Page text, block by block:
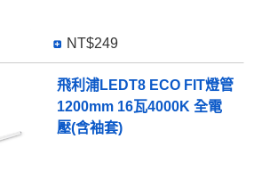
NT$249
飛利浦LEDT8 ECO FIT燈管
1200mm 16瓦4000K 全電
壓(含袖套)